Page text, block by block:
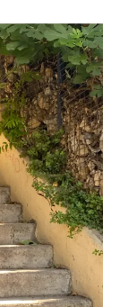
Add to
wishlist